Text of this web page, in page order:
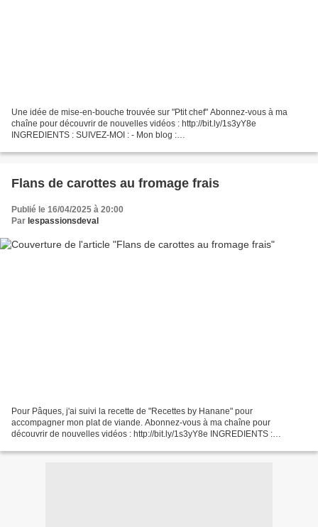
Une idée de mise-en-bouche trouvée sur "Ptit chef" Abonnez-vous à ma
chaîne pour découvrir de nouvelles vidéos : http://bit.ly/1s3yY8e
INGREDIENTS : SUIVEZ-MOI : - Mon blog :
http://www.pinterest.com/val153/...
Flans de carottes au fromage frais
Publié le 16/04/2025 à 20:00
Par lespassionsdeval
Pour Pâques, j'ai suivi la recette de "Recettes by Hanane" pour
accompagner mon plat de viande. Abonnez-vous à ma chaîne pour
découvrir de nouvelles vidéos : http://bit.ly/1s3yY8e INGREDIENTS :